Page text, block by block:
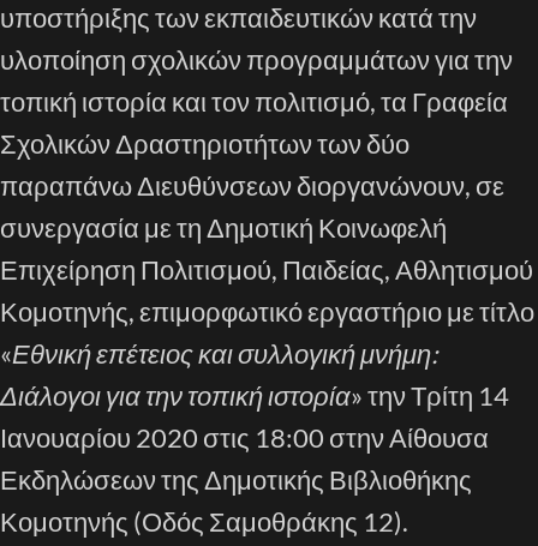
υποστήριξης των εκπαιδευτικών κατά την
υλοποίηση σχολικών προγραμμάτων για την
τοπική ιστορία και τον πολιτισμό, τα Γραφεία
Σχολικών Δραστηριοτήτων των δύο
παραπάνω Διευθύνσεων διοργανώνουν, σε
συνεργασία με τη Δημοτική Κοινωφελή
Επιχείρηση Πολιτισμού, Παιδείας, Αθλητισμού
Κομοτηνής, επιμορφωτικό εργαστήριο με τίτλο
«Εθνική επέτειος και συλλογική μνήμη:
Διάλογοι για την τοπική ιστορία» την Τρίτη 14
Ιανουαρίου 2020 στις 18:00 στην Αίθουσα
Εκδηλώσεων της Δημοτικής Βιβλιοθήκης
Κομοτηνής (Οδός Σαμοθράκης 12).